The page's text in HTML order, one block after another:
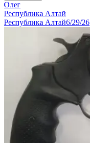
Олег
Республика Алтай
Республика Алтай6/29/26